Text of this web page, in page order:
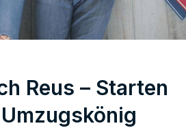
Reus – Starten